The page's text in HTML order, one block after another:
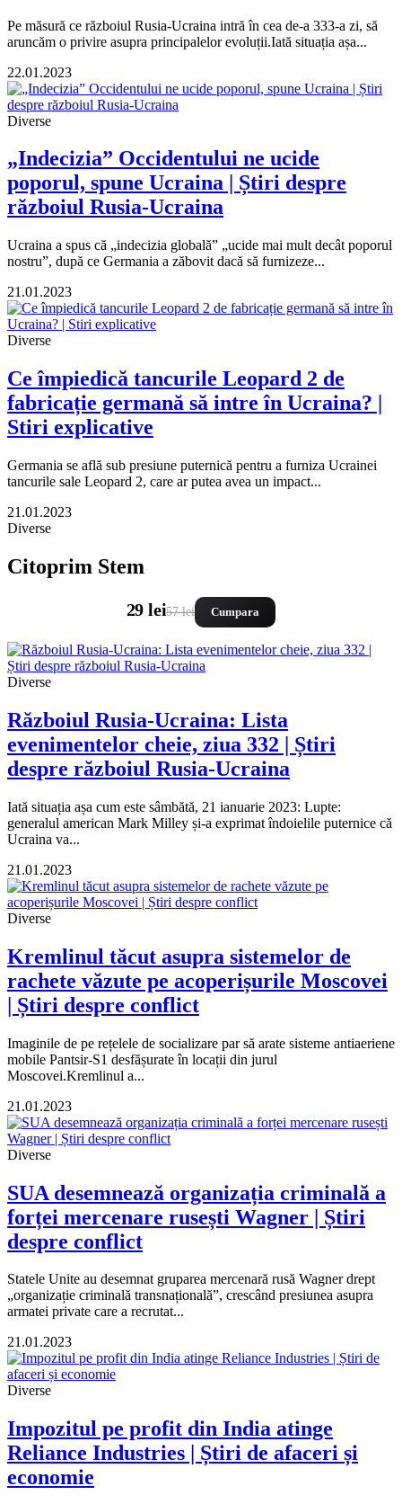
Pe măsură ce războiul Rusia-Ucraina intră în cea de-a 333-a zi, să
aruncăm o privire asupra principalelor evoluții.Iată situația așa...
22.01.2023
Diverse
„Indecizia” Occidentului ne ucide
poporul, spune Ucraina | Știri despre
războiul Rusia-Ucraina
Ucraina a spus că „indecizia globală” „ucide mai mult decât poporul
nostru”, după ce Germania a zăbovit dacă să furnizeze...
21.01.2023
Diverse
Ce împiedică tancurile Leopard 2 de
fabricație germană să intre în Ucraina? |
Stiri explicative
Germania se află sub presiune puternică pentru a furniza Ucrainei
tancurile sale Leopard 2, care ar putea avea un impact...
21.01.2023
Diverse
Citoprim Stem
29 lei57 lei Cumpara
Diverse
Războiul Rusia-Ucraina: Lista
evenimentelor cheie, ziua 332 | Știri
despre războiul Rusia-Ucraina
Iată situația așa cum este sâmbătă, 21 ianuarie 2023: Lupte:
generalul american Mark Milley și-a exprimat îndoielile puternice că
Ucraina va...
21.01.2023
Diverse
Kremlinul tăcut asupra sistemelor de
rachete văzute pe acoperișurile Moscovei
| Știri despre conflict
Imaginile de pe rețelele de socializare par să arate sisteme antiaeriene
mobile Pantsir-S1 desfășurate în locații din jurul
Moscovei.Kremlinul a...
21.01.2023
Diverse
SUA desemnează organizația criminală a
forței mercenare rusești Wagner | Știri
despre conflict
Statele Unite au desemnat gruparea mercenară rusă Wagner drept
„organizație criminală transnațională”, crescând presiunea asupra
armatei private care a recrutat...
21.01.2023
Diverse
Impozitul pe profit din India atinge
Reliance Industries | Știri de afaceri și
economie